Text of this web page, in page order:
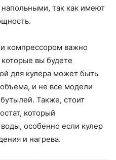
так как имеют
компрессором важно
вы будете
для кулера может быть
и не все модели
Также, стоит
который
особенно если кулер
и нагрева.